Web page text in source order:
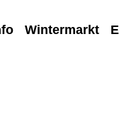
Wintermarkt